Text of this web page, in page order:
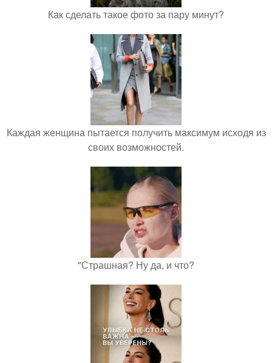
Как сделать такое фото за пару минут?
Каждая женщина пытается получить максимум исходя из
своих возможностей.
"Страшная? Ну да, и что?